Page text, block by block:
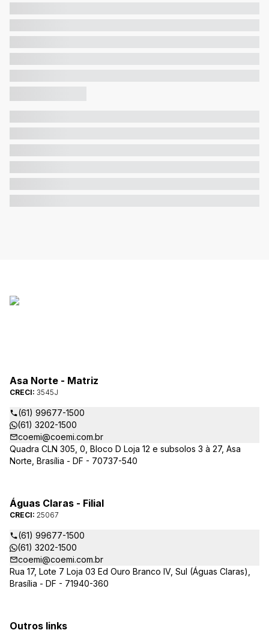
Asa Norte - Matriz
CRECI: 3545J
(61) 99677-1500
(61) 3202-1500
coemi@coemi.com.br
Quadra CLN 305, 0, Bloco D Loja 12 e subsolos 3 à 27, Asa
Norte, Brasília - DF - 70737-540
Águas Claras - Filial
CRECI: 25067
(61) 99677-1500
(61) 3202-1500
coemi@coemi.com.br
Rua 17, Lote 7 Loja 03 Ed Ouro Branco IV, Sul (Águas Claras),
Brasília - DF - 71940-360
Outros links